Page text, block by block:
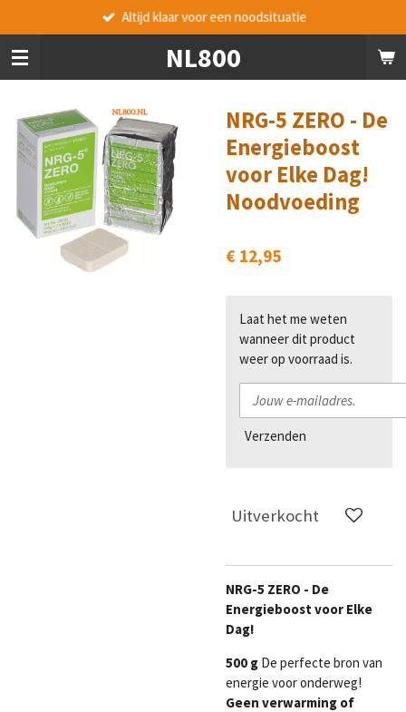
direct
naar
de
NL800
Altijd klaar voor een noodsituatie
NRG-5 ZERO - De
Energieboost
voor Elke Dag!
Noodvoeding
€ 12,95
Laat het me weten
wanneer dit product
weer op voorraad is.
Verzenden
Uitverkocht
NRG-5 ZERO - De
Energieboost voor Elke
Dag!
500 g De perfecte bron van
energie voor onderweg!
Geen verwarming of